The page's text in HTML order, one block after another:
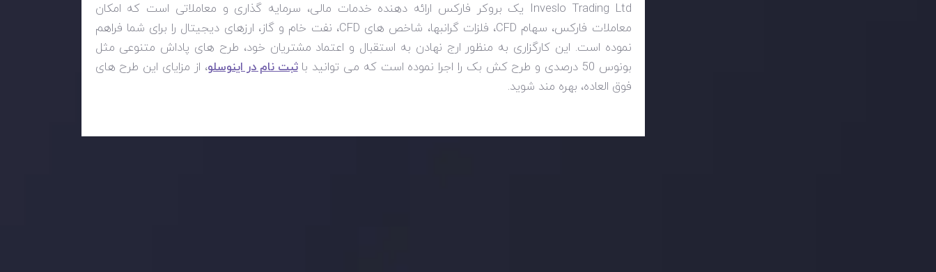
Inveslo Trading Ltd یک بروکر فارکس ارائه دهنده خدمات مالی، سرمایه گذاری و معاملاتی است که امکان
معاملات فارکس، سهام CFD، فلزات گرانبها، شاخص های CFD، نفت خام و گاز، ارزهای دیجیتال را برای شما فراهم
نموده است. این کارگزاری به منظور ارج نهادن به استقبال و اعتماد مشتریان خود، طرح های پاداش متنوعی مثل
بونوس 50 درصدی و طرح کش بک را اجرا نموده است که می توانید با
ثبت نام در اینوسلو، از مزایای این طرح های
فوق العاده، بهره مند شوید.